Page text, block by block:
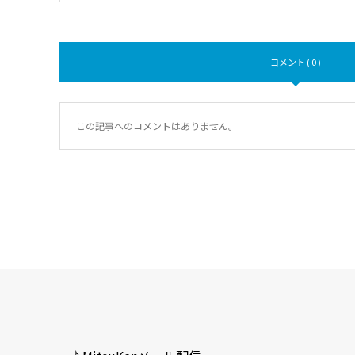
コメント ( 0 )
この記事へのコメントはありません。